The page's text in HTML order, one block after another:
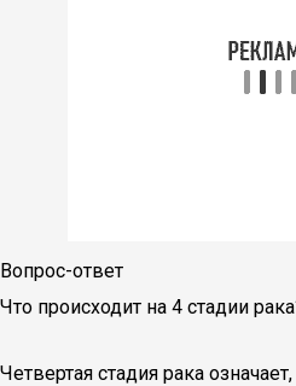
Вопрос-ответ
Что происходит на 4 стадии
Четвертая стадия рака